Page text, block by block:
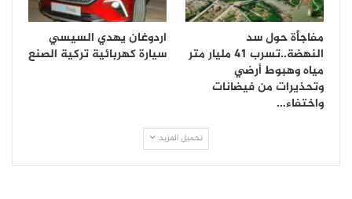
مفاجأة حول سد
النهضة..تسرب 41 مليار متر
مياه وهبوط أرضي
وتحذيرات من فيضانات
واختفاء…
اردوغان يهدي السيسي
سيارة كهربائية تركية الصنع
تحميل المزيد